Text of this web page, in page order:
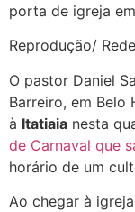
porta de igreja
Reprodução/
O pastor Daniel
Barreiro, em Belo
à Itatiaia nesta
de Carnaval que
horário de um
Ao chegar à